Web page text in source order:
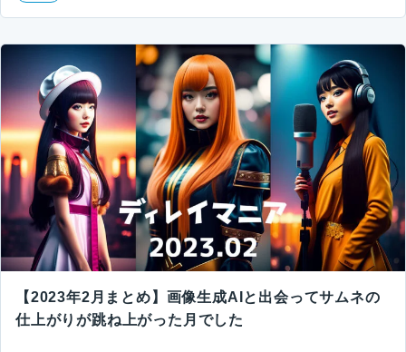
【2023年2月まとめ】画像生成AIと出会ってサムネの
仕上がりが跳ね上がった月でした